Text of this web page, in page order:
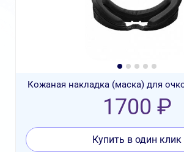
Кожаная накладка (маска) для
1700 ₽
Купить в один клик